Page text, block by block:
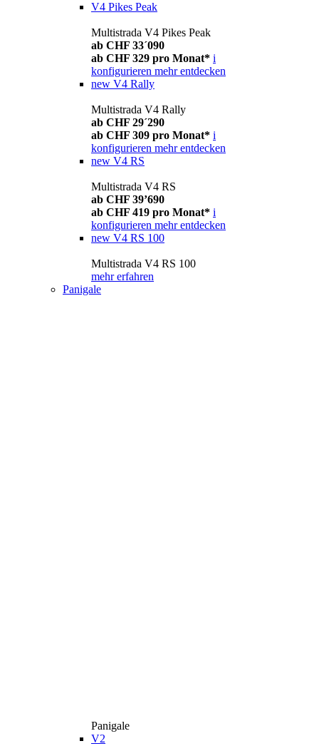
V4 Pikes Peak
Multistrada V4 Pikes Peak
ab CHF 33´090
ab CHF 329 pro Monat* i
konfigurieren mehr entdecken
new V4 Rally
Multistrada V4 Rally
ab CHF 29´290
ab CHF 309 pro Monat* i
konfigurieren mehr entdecken
new V4 RS
Multistrada V4 RS
ab CHF 39’690
ab CHF 419 pro Monat* i
konfigurieren mehr entdecken
new V4 RS 100
Multistrada V4 RS 100
mehr erfahren
Panigale
Panigale
V2